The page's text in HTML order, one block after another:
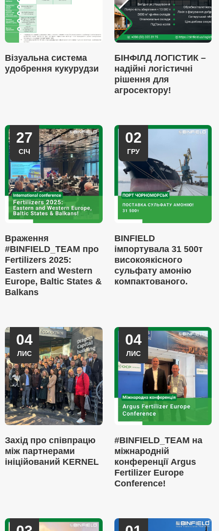
Візуальна система
удобрення кукурудзи
БІНФІЛД ЛОГІСТИК –
надійні логістичні
рішення для
агросектору!
27
СІЧ
Враження
#BINFIELD_TEAM про
Fertilizers 2025:
Eastern and Western
Europe, Baltic States &
Balkans
02
ГРУ
BINFIELD
імпортувала 31 500т
високоякісного
сульфату амонію
компактованого.
04
ЛИС
Захід про співпрацю
між партнерами
ініційований KERNEL
04
ЛИС
#BINFIELD_TEAM на
міжнародній
конференції Argus
Fertilizer Europe
Conference!